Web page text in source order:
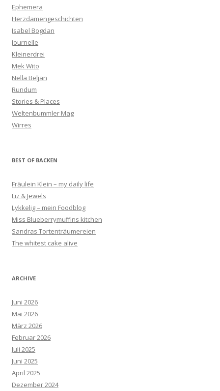
Ephemera
Herzdamengeschichten
Isabel Bogdan
Journelle
Kleinerdrei
Mek Wito
Nella Beljan
Rundum
Stories & Places
Weltenbummler Mag
Wirres
BEST OF BACKEN
Fräulein Klein – my daily life
Liz & Jewels
Lykkelig – mein Foodblog
Miss Blueberrymuffins kitchen
Sandras Tortenträumereien
The whitest cake alive
ARCHIVE
Juni 2026
Mai 2026
März 2026
Februar 2026
Juli 2025
Juni 2025
April 2025
Dezember 2024